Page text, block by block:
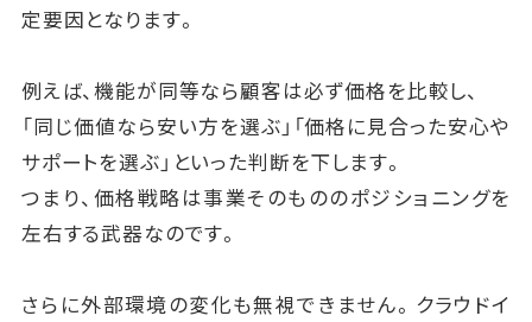
定要因となります。
例えば、機能が同等なら顧客は必ず価格を比較し、
「同じ価値なら安い方を選ぶ」「価格に見合った安心や
サポートを選ぶ」といった判断を下します。
つまり、価格戦略は事業そのもののポジショニングを
左右する武器なのです。
さらに外部環境の変化も無視できません。クラウドイ